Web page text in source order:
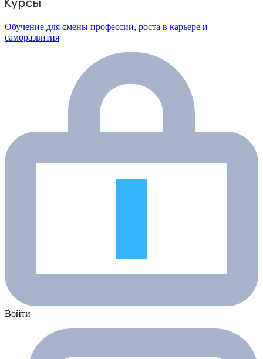
Обучение для смены профессии, роста в карьере и
саморазвития
Войти